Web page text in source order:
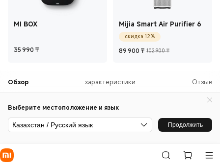
MI BOX
35 990 ₸ Current Price ₸35 990
Mijia Smart Air Purifier 6
скидка 12%
89 900 ₸ Current Price ₸89
102 900 ₸
Обзор характеристики Отзыв